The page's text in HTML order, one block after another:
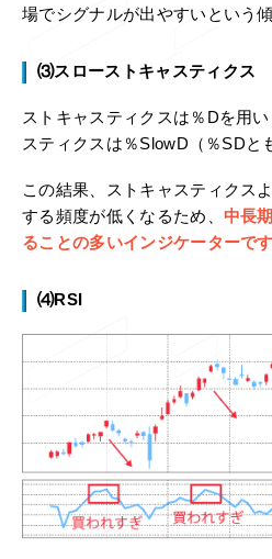
場でシグナルが出やすいという
⑶スローストキャスティクス
ストキャスティクスは％Dを用
スティクスは％SlowD（％SDと
この結果、ストキャスティクス
する頻度が低くなるため、 中長
ることの多いインジケーターです
⑷RSI